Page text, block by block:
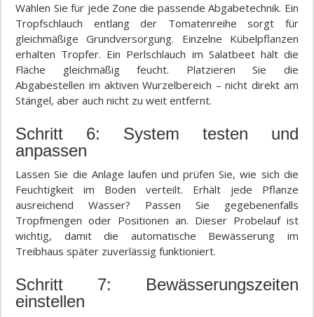
Wählen Sie für jede Zone die passende Abgabetechnik. Ein
Tropfschlauch entlang der Tomatenreihe sorgt für
gleichmäßige Grundversorgung. Einzelne Kübelpflanzen
erhalten Tropfer. Ein Perlschlauch im Salatbeet hält die
Fläche gleichmäßig feucht. Platzieren Sie die
Abgabestellen im aktiven Wurzelbereich – nicht direkt am
Stängel, aber auch nicht zu weit entfernt.
Schritt 6: System testen und
anpassen
Lassen Sie die Anlage laufen und prüfen Sie, wie sich die
Feuchtigkeit im Boden verteilt. Erhält jede Pflanze
ausreichend Wasser? Passen Sie gegebenenfalls
Tropfmengen oder Positionen an. Dieser Probelauf ist
wichtig, damit die automatische Bewässerung im
Treibhaus später zuverlässig funktioniert.
Schritt 7: Bewässerungszeiten
einstellen